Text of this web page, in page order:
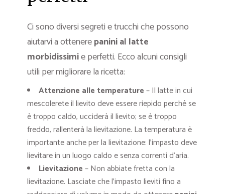
Ci sono diversi segreti e trucchi che possono
aiutarvi a ottenerepanini al latte
morbidissimie perfetti. Ecco alcuni consigli
utili per migliorare la ricetta:
Attenzione alle temperature– Il latte in cui
mescolerete il lievito deve essere riepido perché se
è troppo caldo, ucciderà il lievito; se è troppo
freddo, rallenterà la lievitazione. La temperatura è
importante anche per la lievitazione: l’impasto deve
lievitare in un luogo caldo e senza correnti d’aria.
Lievitazione– Non abbiate fretta con la
lievitazione. Lasciate che l’impasto lieviti fino a